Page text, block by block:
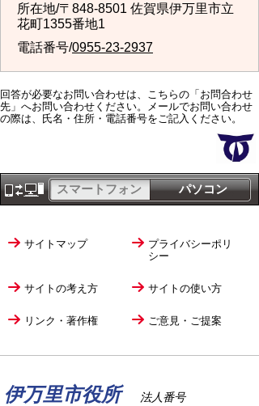
所在地/〒848-8501 佐賀県伊万里市立
花町1355番地1
電話番号/0955-23-2937
回答が必要なお問い合わせは、こちらの「お問合わせ
先」へお問い合わせください。メールでお問い合わせ
の際は、氏名・住所・電話番号をご記入ください。
パソコン
スマートフォン
サイトマップ
プライバシーポリ
シー
サイトの考え方 サイトの使い方
リンク・著作権 ご意見・ご提案
伊万里市役所
法人番号